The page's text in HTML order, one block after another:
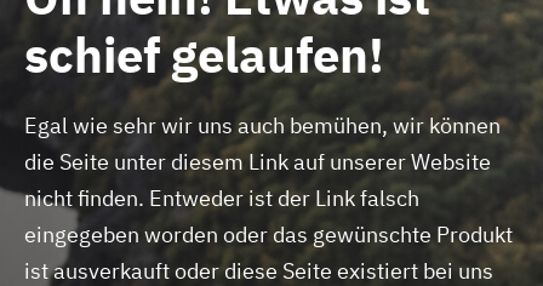
schief gelaufen!
Egal wie sehr wir uns auch bemühen, wir können
die Seite unter diesem Link auf unserer Website
nicht finden. Entweder ist der Link falsch
eingegeben worden oder das gewünschte Produkt
ist ausverkauft oder diese Seite existiert bei uns